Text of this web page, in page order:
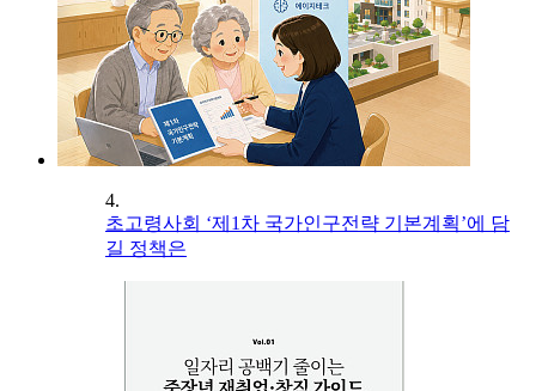
4.
초고령사회 ‘제1차 국가인구전략 기본계획’에 담
길 정책은